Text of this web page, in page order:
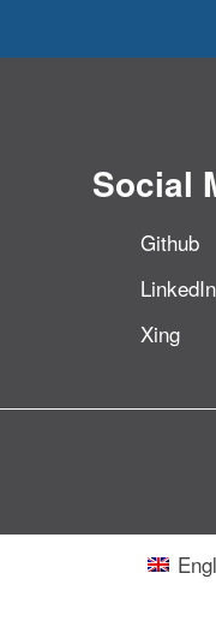
Social
Github
LinkedIn
Xing